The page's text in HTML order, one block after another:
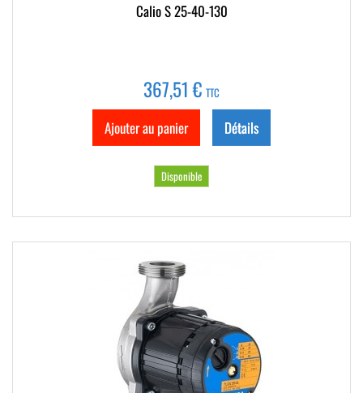
Calio S 25-40-130
367,51 € TTC
Ajouter au panier Détails
Disponible